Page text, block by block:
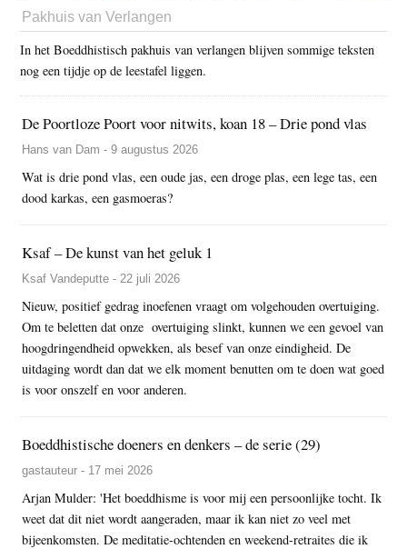
Pakhuis van Verlangen
In het Boeddhistisch pakhuis van verlangen blijven sommige teksten
nog een tijdje op de leestafel liggen.
De Poortloze Poort voor nitwits, koan 18 – Drie pond vlas
Hans van Dam - 9 augustus 2026
Wat is drie pond vlas, een oude jas, een droge plas, een lege tas, een
dood karkas, een gasmoeras?
Ksaf – De kunst van het geluk 1
Ksaf Vandeputte - 22 juli 2026
Nieuw, positief gedrag inoefenen vraagt om volgehouden overtuiging.
Om te beletten dat onze overtuiging slinkt, kunnen we een gevoel van
hoogdringendheid opwekken, als besef van onze eindigheid. De
uitdaging wordt dan dat we elk moment benutten om te doen wat goed
is voor onszelf en voor anderen.
Boeddhistische doeners en denkers – de serie (29)
gastauteur - 17 mei 2026
Arjan Mulder: 'Het boeddhisme is voor mij een persoonlijke tocht. Ik
weet dat dit niet wordt aangeraden, maar ik kan niet zo veel met
bijeenkomsten. De meditatie-ochtenden en weekend-retraites die ik